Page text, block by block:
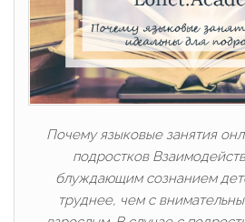
Почему языковые занятия
подростков
блуждающим сознанием
труднее, чем с